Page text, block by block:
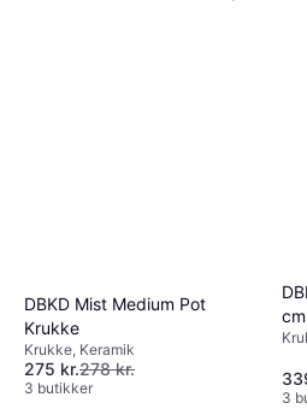
DBKD Mist Medium Pot
Krukke
Krukke, Keramik
275 kr.278 kr.
3 butikker
3